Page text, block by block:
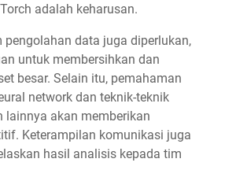
adalah keharusan.
pengolahan data juga diperlukan,
untuk membersihkan dan
besar. Selain itu, pemahaman
network dan teknik-teknik
lainnya akan memberikan
Keterampilan komunikasi juga
hasil analisis kepada tim